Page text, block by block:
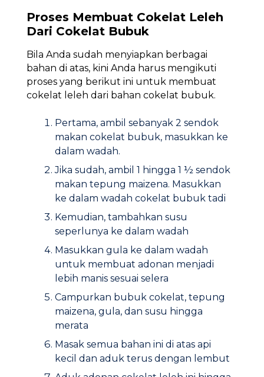
Proses Membuat Cokelat Leleh
Dari Cokelat Bubuk
Bila Anda sudah menyiapkan berbagai
bahan di atas, kini Anda harus mengikuti
proses yang berikut ini untuk membuat
cokelat leleh dari bahan cokelat bubuk.
Pertama, ambil sebanyak 2 sendok
makan cokelat bubuk, masukkan ke
dalam wadah.
Jika sudah, ambil 1 hingga 1 ½ sendok
makan tepung maizena. Masukkan
ke dalam wadah cokelat bubuk tadi
Kemudian, tambahkan susu
seperlunya ke dalam wadah
Masukkan gula ke dalam wadah
untuk membuat adonan menjadi
lebih manis sesuai selera
Campurkan bubuk cokelat, tepung
maizena, gula, dan susu hingga
merata
Masak semua bahan ini di atas api
kecil dan aduk terus dengan lembut